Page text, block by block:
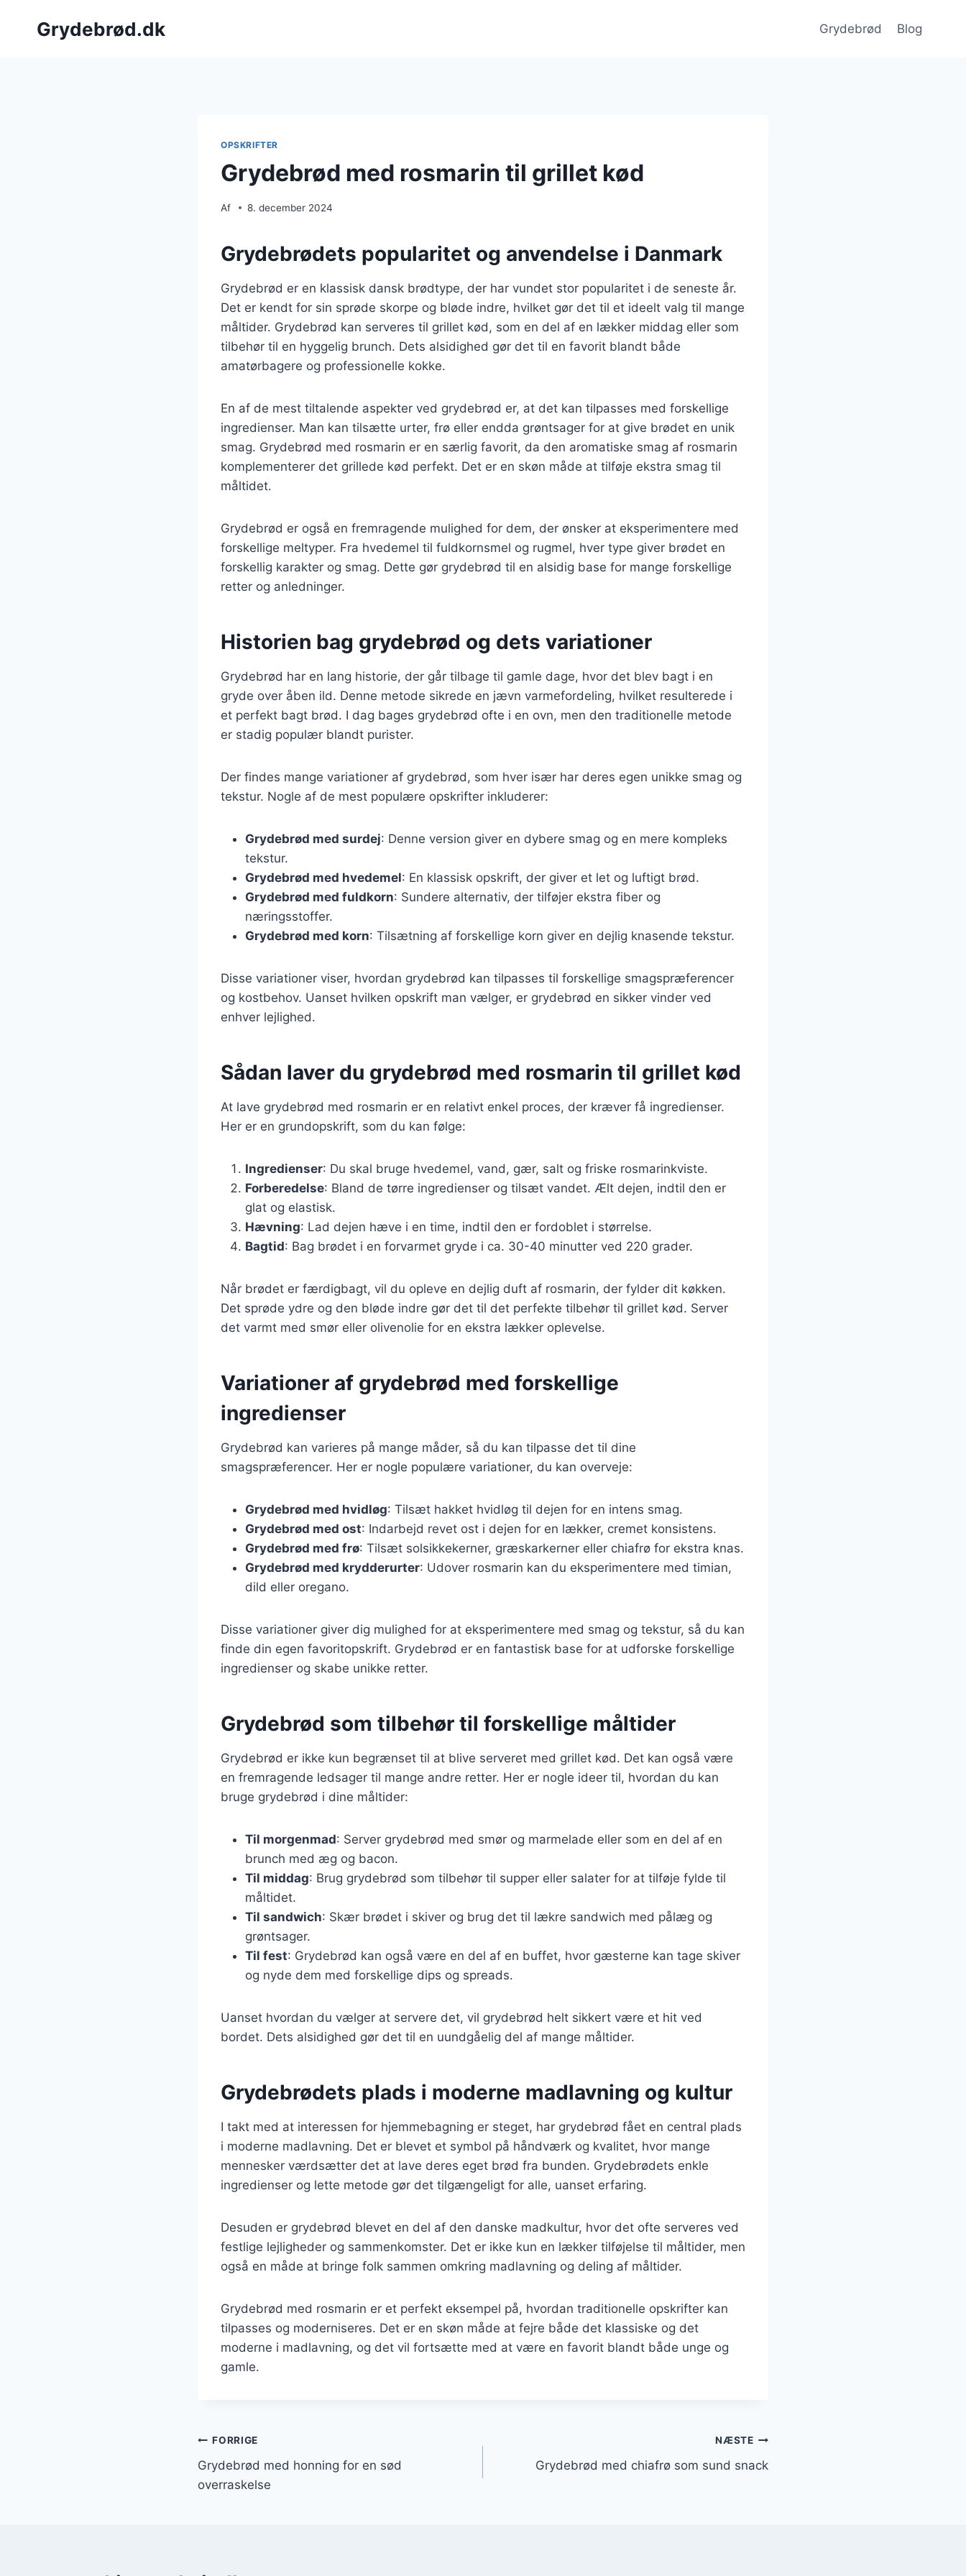
Grydebrød.dk Grydebrød Blog
OPSKRIFTER
Grydebrød med rosmarin til grillet kød
Af 8. december 2024
Grydebrødets popularitet og anvendelse i Danmark
Grydebrød er en klassisk dansk brødtype, der har vundet stor popularitet i de seneste år.
Det er kendt for sin sprøde skorpe og bløde indre, hvilket gør det til et ideelt valg til mange
måltider. Grydebrød kan serveres til grillet kød, som en del af en lækker middag eller som
tilbehør til en hyggelig brunch. Dets alsidighed gør det til en favorit blandt både
amatørbagere og professionelle kokke.
En af de mest tiltalende aspekter ved grydebrød er, at det kan tilpasses med forskellige
ingredienser. Man kan tilsætte urter, frø eller endda grøntsager for at give brødet en unik
smag. Grydebrød med rosmarin er en særlig favorit, da den aromatiske smag af rosmarin
komplementerer det grillede kød perfekt. Det er en skøn måde at tilføje ekstra smag til
måltidet.
Grydebrød er også en fremragende mulighed for dem, der ønsker at eksperimentere med
forskellige meltyper. Fra hvedemel til fuldkornsmel og rugmel, hver type giver brødet en
forskellig karakter og smag. Dette gør grydebrød til en alsidig base for mange forskellige
retter og anledninger.
Historien bag grydebrød og dets variationer
Grydebrød har en lang historie, der går tilbage til gamle dage, hvor det blev bagt i en
gryde over åben ild. Denne metode sikrede en jævn varmefordeling, hvilket resulterede i
et perfekt bagt brød. I dag bages grydebrød ofte i en ovn, men den traditionelle metode
er stadig populær blandt purister.
Der findes mange variationer af grydebrød, som hver især har deres egen unikke smag og
tekstur. Nogle af de mest populære opskrifter inkluderer:
Grydebrød med surdej: Denne version giver en dybere smag og en mere kompleks
tekstur.
Grydebrød med hvedemel: En klassisk opskrift, der giver et let og luftigt brød.
Grydebrød med fuldkorn: Sundere alternativ, der tilføjer ekstra fiber og
næringsstoffer.
Grydebrød med korn: Tilsætning af forskellige korn giver en dejlig knasende tekstur.
Disse variationer viser, hvordan grydebrød kan tilpasses til forskellige smagspræferencer
og kostbehov. Uanset hvilken opskrift man vælger, er grydebrød en sikker vinder ved
enhver lejlighed.
Sådan laver du grydebrød med rosmarin til grillet kød
At lave grydebrød med rosmarin er en relativt enkel proces, der kræver få ingredienser.
Her er en grundopskrift, som du kan følge:
Ingredienser: Du skal bruge hvedemel, vand, gær, salt og friske rosmarinkviste.
Forberedelse: Bland de tørre ingredienser og tilsæt vandet. Ælt dejen, indtil den er
glat og elastisk.
Hævning: Lad dejen hæve i en time, indtil den er fordoblet i størrelse.
Bagtid: Bag brødet i en forvarmet gryde i ca. 30-40 minutter ved 220 grader.
Når brødet er færdigbagt, vil du opleve en dejlig duft af rosmarin, der fylder dit køkken.
Det sprøde ydre og den bløde indre gør det til det perfekte tilbehør til grillet kød. Server
det varmt med smør eller olivenolie for en ekstra lækker oplevelse.
Variationer af grydebrød med forskellige
ingredienser
Grydebrød kan varieres på mange måder, så du kan tilpasse det til dine
smagspræferencer. Her er nogle populære variationer, du kan overveje:
Grydebrød med hvidløg: Tilsæt hakket hvidløg til dejen for en intens smag.
Grydebrød med ost: Indarbejd revet ost i dejen for en lækker, cremet konsistens.
Grydebrød med frø: Tilsæt solsikkekerner, græskarkerner eller chiafrø for ekstra knas.
Grydebrød med krydderurter: Udover rosmarin kan du eksperimentere med timian,
dild eller oregano.
Disse variationer giver dig mulighed for at eksperimentere med smag og tekstur, så du kan
finde din egen favoritopskrift. Grydebrød er en fantastisk base for at udforske forskellige
ingredienser og skabe unikke retter.
Grydebrød som tilbehør til forskellige måltider
Grydebrød er ikke kun begrænset til at blive serveret med grillet kød. Det kan også være
en fremragende ledsager til mange andre retter. Her er nogle ideer til, hvordan du kan
bruge grydebrød i dine måltider:
Til morgenmad: Server grydebrød med smør og marmelade eller som en del af en
brunch med æg og bacon.
Til middag: Brug grydebrød som tilbehør til supper eller salater for at tilføje fylde til
måltidet.
Til sandwich: Skær brødet i skiver og brug det til lækre sandwich med pålæg og
grøntsager.
Til fest: Grydebrød kan også være en del af en buffet, hvor gæsterne kan tage skiver
og nyde dem med forskellige dips og spreads.
Uanset hvordan du vælger at servere det, vil grydebrød helt sikkert være et hit ved
bordet. Dets alsidighed gør det til en uundgåelig del af mange måltider.
Grydebrødets plads i moderne madlavning og kultur
I takt med at interessen for hjemmebagning er steget, har grydebrød fået en central plads
i moderne madlavning. Det er blevet et symbol på håndværk og kvalitet, hvor mange
mennesker værdsætter det at lave deres eget brød fra bunden. Grydebrødets enkle
ingredienser og lette metode gør det tilgængeligt for alle, uanset erfaring.
Desuden er grydebrød blevet en del af den danske madkultur, hvor det ofte serveres ved
festlige lejligheder og sammenkomster. Det er ikke kun en lækker tilføjelse til måltider, men
også en måde at bringe folk sammen omkring madlavning og deling af måltider.
Grydebrød med rosmarin er et perfekt eksempel på, hvordan traditionelle opskrifter kan
tilpasses og moderniseres. Det er en skøn måde at fejre både det klassiske og det
moderne i madlavning, og det vil fortsætte med at være en favorit blandt både unge og
gamle.
Indlægsnavigation
FORRIGE
Grydebrød med honning for en sød
overraskelse
NÆSTE
Grydebrød med chiafrø som sund snack